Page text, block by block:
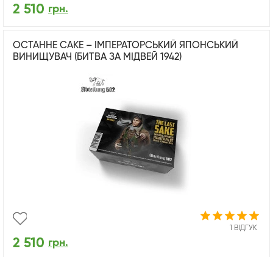
2 510 грн.
ОСТАННЕ САКЕ – ІМПЕРАТОРСЬКИЙ ЯПОНСЬКИЙ
ВИНИЩУВАЧ (БИТВА ЗА МІДВЕЙ 1942)
1 ВІДГУК
2 510 грн.